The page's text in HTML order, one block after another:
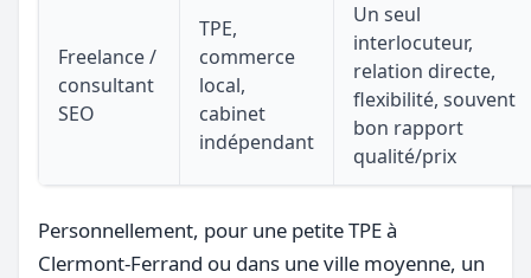
Freelance /
consultant
SEO
TPE,
commerce
local,
cabinet
indépendant
Un seul
interlocuteur,
relation directe,
flexibilité, souvent
bon rapport
qualité/prix
Personnellement, pour une petite TPE à
Clermont-Ferrand ou dans une ville moyenne, un